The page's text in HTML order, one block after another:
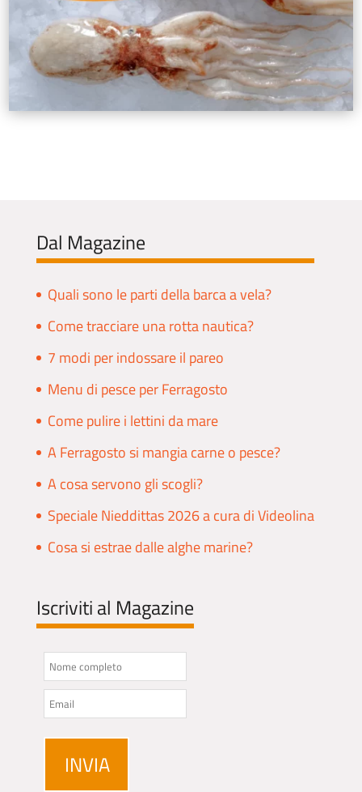
Dal Magazine
Quali sono le parti della barca a vela?
Come tracciare una rotta nautica?
7 modi per indossare il pareo
Menu di pesce per Ferragosto
Come pulire i lettini da mare
A Ferragosto si mangia carne o pesce?
A cosa servono gli scogli?
Speciale Nieddittas 2026 a cura di Videolina
Cosa si estrae dalle alghe marine?
Iscriviti al Magazine